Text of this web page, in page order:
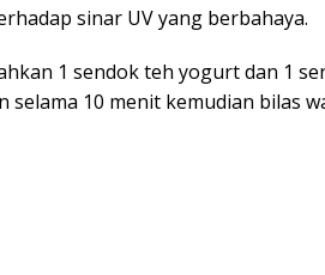
sinar UV yang berbahaya.
1 sendok teh yogurt dan 1
selama 10 menit kemudian bilas